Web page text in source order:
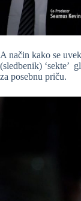
A način kako se
(sledbenik) ‘sekte’
za posebnu priču.